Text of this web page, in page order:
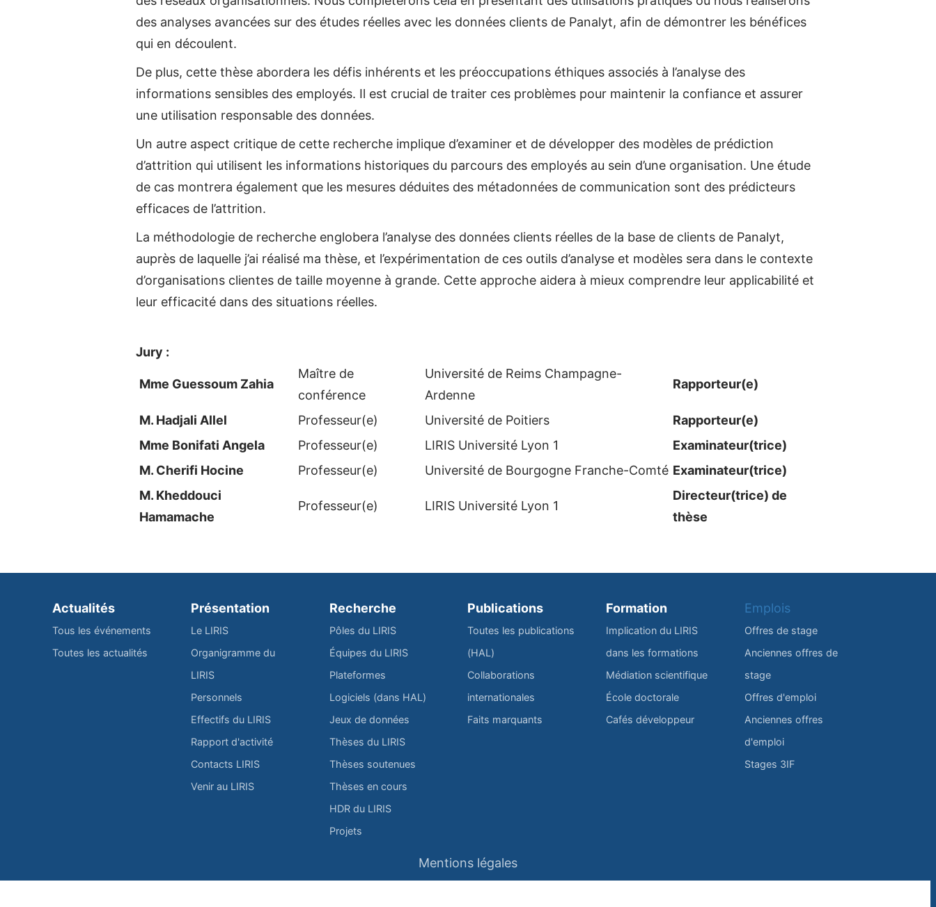
des analyses avancées sur des études réelles avec les données clients de Panalyt, afin de démontrer les bénéfices
qui en découlent.
De plus, cette thèse abordera les défis inhérents et les préoccupations éthiques associés à l’analyse des
informations sensibles des employés. Il est crucial de traiter ces problèmes pour maintenir la confiance et assurer
une utilisation responsable des données.
Un autre aspect critique de cette recherche implique d’examiner et de développer des modèles de prédiction
d’attrition qui utilisent les informations historiques du parcours des employés au sein d’une organisation. Une étude
de cas montrera également que les mesures déduites des métadonnées de communication sont des prédicteurs
efficaces de l’attrition.
La méthodologie de recherche englobera l’analyse des données clients réelles de la base de clients de Panalyt,
auprès de laquelle j’ai réalisé ma thèse, et l’expérimentation de ces outils d’analyse et modèles sera dans le contexte
d’organisations clientes de taille moyenne à grande. Cette approche aidera à mieux comprendre leur applicabilité et
leur efficacité dans des situations réelles.
Jury :
Mme Guessoum Zahia
Maître de
conférence
Université de Reims Champagne-
Ardenne
Rapporteur(e)
M. Hadjali Allel Professeur(e) Université de Poitiers
Rapporteur(e)
Mme Bonifati Angela
Professeur(e) LIRIS Université Lyon 1
Examinateur​(trice)
M. Cherifi Hocine
Professeur(e) Université de Bourgogne Franche-Comté Examinateur​(trice)
M. Kheddouci
Hamamache
Professeur(e) LIRIS Université Lyon 1
Directeur(trice) de
thèse
Actualités
Tous les événements
Toutes les actualités
Présentation
Le LIRIS
Organigramme du
LIRIS
Personnels
Effectifs du LIRIS
Rapport d'activité
Contacts LIRIS
Venir au LIRIS
Recherche
Pôles du LIRIS
Équipes du LIRIS
Plateformes
Logiciels (dans HAL)
Jeux de données
Thèses du LIRIS
Thèses soutenues
Thèses en cours
HDR du LIRIS
Projets
Publications
Toutes les publications
(HAL)
Collaborations
internationales
Faits marquants
Formation
Implication du LIRIS
dans les formations
Médiation scientifique
École doctorale
Cafés développeur
Emplois
Offres de stage
Anciennes offres de
stage
Offres d'emploi
Anciennes offres
d'emploi
Stages 3IF
Mentions légales